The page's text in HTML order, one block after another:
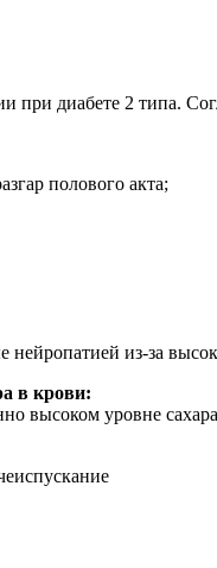
диабете 2 типа.
полового акта;
из-за
в крови:
высоком уровне сахара